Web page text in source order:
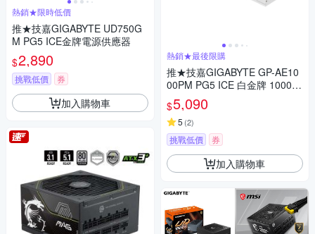
熱銷★限時低價
推★技嘉GIGABYTE UD750G
M PG5 ICE金牌電源供應器
$2,890
挑戰低價 券
加入購物車
熱銷★最後限購
推★技嘉GIGABYTE GP-AE10
00PM PG5 ICE 白金牌 1000W
電源供應器【白】
$5,090
5 (2)
挑戰低價 券
加入購物車